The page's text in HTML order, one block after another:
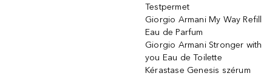
Testpermet
Giorgio Armani My Way Refill
Eau de Parfum
Giorgio Armani Stronger with
you Eau de Toilette
Kérastase Genesis szérum